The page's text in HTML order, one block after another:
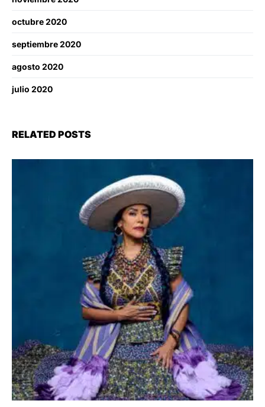
octubre 2020
septiembre 2020
agosto 2020
julio 2020
RELATED POSTS